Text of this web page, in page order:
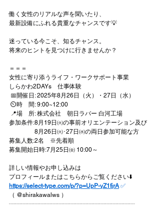
働く女性のリアルな声を聞いたり、
最新設備にふれる貴重なチャンスです💡
迷っている今こそ、知るチャンス。
将来のヒントを見つけに行きませんか？
＝＝＝
女性に寄り添うライフ・ワークサポート事業
しらかわ2DAYs　仕事体験
📅開催日: 2025年8月26日（火）・27日（水）
⏲時　間: 9:00~12:00
📍場　所: 株式会社　朝日ラバー 白河工場
参加条件:8月19日㈫の事前オリエンテーション及び
8月26日㈫･27日㈬の両日参加可能な方
募集人数:2名　※先着順
募集開始日時:7月25日㈮ 10:00～
詳しい情報やお申し込みは
プロフィールまたはこちらからご覧ください⬇️
https://select-type.com/p/?p=UpP-yZ1fjrA ✅
（ @shirakawalws ）
┈┈┈┈┈┈┈┈┈┈┈┈┈┈┈┈┈┈┈┈┈